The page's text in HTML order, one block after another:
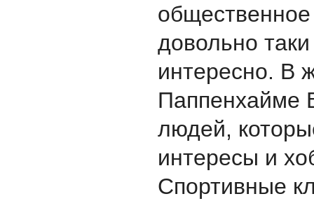
довольно
интересно. В
Паппенхаймe
людей,
интересы и
Спортивные